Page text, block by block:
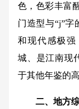
色，色彩丰富
门造型与“j”字
和现代感极强
城、是江南现
于其他年鉴的
二、地方